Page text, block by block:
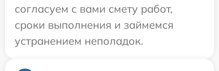
согласуем с вами смету работ,
сроки выполнения и займемся
устранением неполадок.